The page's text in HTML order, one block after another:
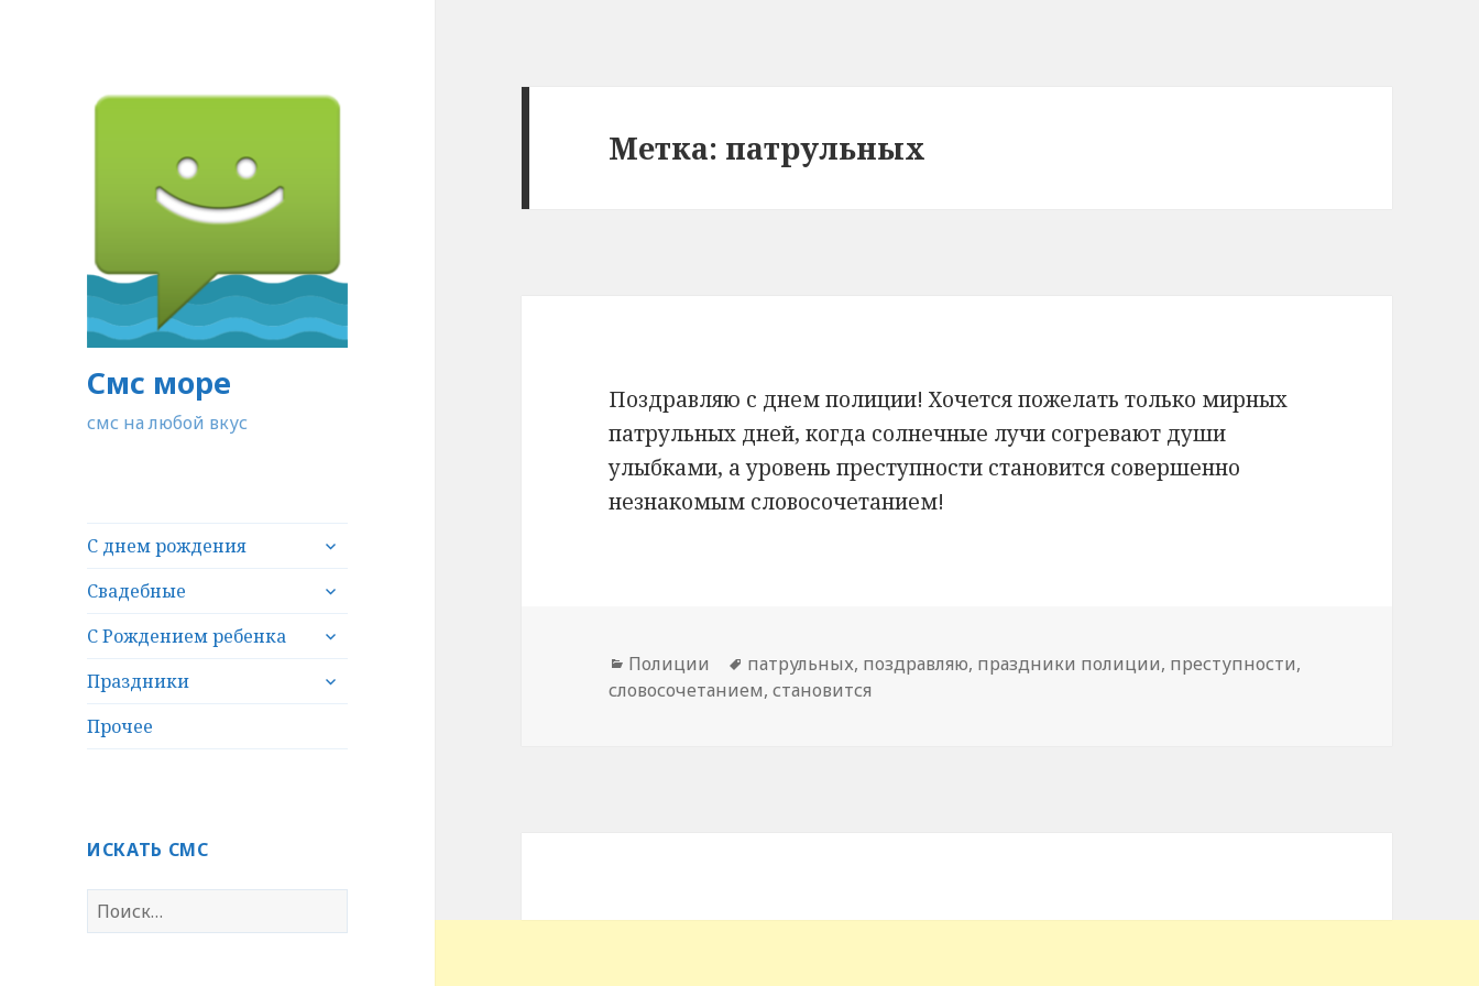
Смс море
смс на любой вкус
С днем рождения
раскрыть
меню
Свадебные
раскрыть
меню
С Рождением ребенка
раскрыть
меню
Праздники
раскрыть
Прочее
ИСКАТЬ СМС
Н
а
Метка: патрульных
Поздравляю с днем полиции! Хочется пожелать только мирных
патрульных дней, когда солнечные лучи согревают души
улыбками, а уровень преступности становится совершенно
незнакомым словосочетанием!
Рубрики
Полиции Метки
патрульных, поздравляю, праздники полиции, преступности,
словосочетанием,становится